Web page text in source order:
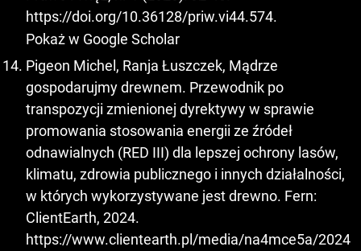
https://doi.org/10.36128/priw.vi44.574.
Pokaż w Google Scholar
Pigeon Michel, Ranja Łuszczek, Mądrze
gospodarujmy drewnem. Przewodnik po
transpozycji zmienionej dyrektywy w sprawie
promowania stosowania energii ze źródeł
odnawialnych (RED III) dla lepszej ochrony lasów,
klimatu, zdrowia publicznego i innych działalności,
w których wykorzystywane jest drewno. Fern:
ClientEarth, 2024.
https://www.clientearth.pl/media/na4mce5a/2024